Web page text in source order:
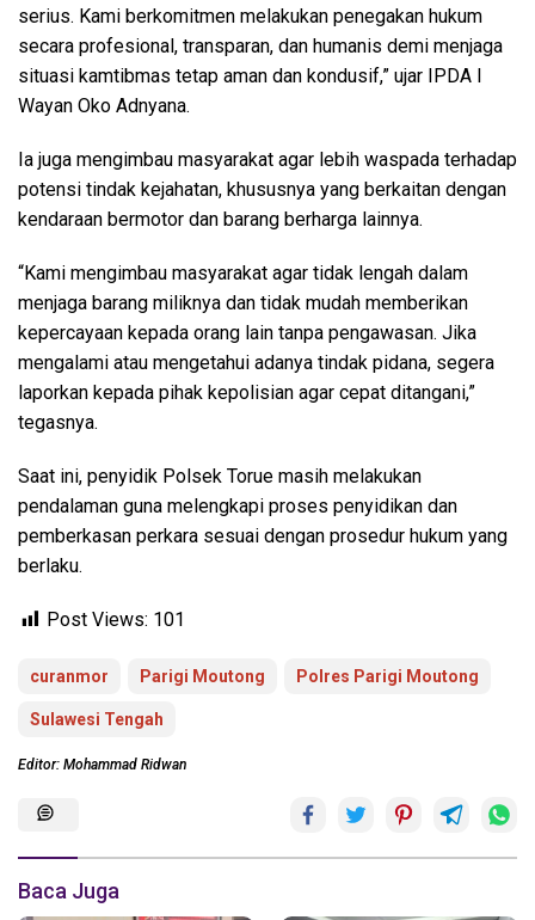
serius. Kami berkomitmen melakukan penegakan hukum
secara profesional, transparan, dan humanis demi menjaga
situasi kamtibmas tetap aman dan kondusif,” ujar IPDA I
Wayan Oko Adnyana.
Ia juga mengimbau masyarakat agar lebih waspada terhadap
potensi tindak kejahatan, khususnya yang berkaitan dengan
kendaraan bermotor dan barang berharga lainnya.
“Kami mengimbau masyarakat agar tidak lengah dalam
menjaga barang miliknya dan tidak mudah memberikan
kepercayaan kepada orang lain tanpa pengawasan. Jika
mengalami atau mengetahui adanya tindak pidana, segera
laporkan kepada pihak kepolisian agar cepat ditangani,”
tegasnya.
Saat ini, penyidik Polsek Torue masih melakukan
pendalaman guna melengkapi proses penyidikan dan
pemberkasan perkara sesuai dengan prosedur hukum yang
berlaku.
Post Views: 101
curanmor Parigi Moutong Polres Parigi Moutong
Sulawesi Tengah
Editor: Mohammad Ridwan
Baca Juga